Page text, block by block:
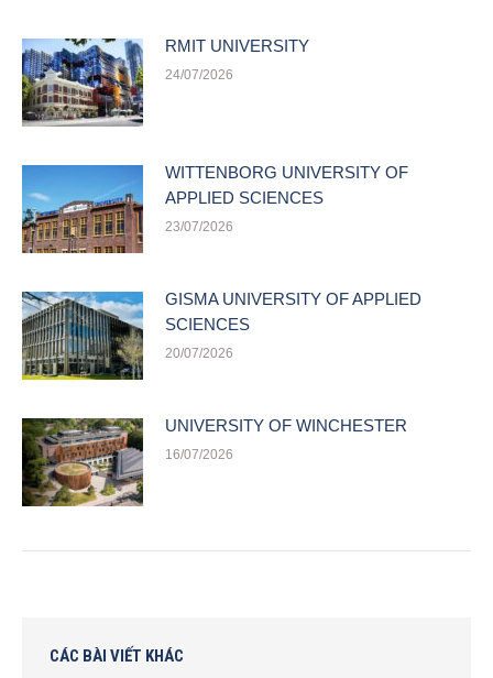
RMIT UNIVERSITY
24/07/2026
WITTENBORG UNIVERSITY OF
APPLIED SCIENCES
23/07/2026
GISMA UNIVERSITY OF APPLIED
SCIENCES
20/07/2026
UNIVERSITY OF WINCHESTER
16/07/2026
CÁC BÀI VIẾT KHÁC